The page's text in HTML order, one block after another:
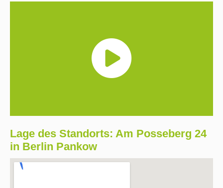
Lage des Standorts: Am Posseberg 24
in Berlin Pankow